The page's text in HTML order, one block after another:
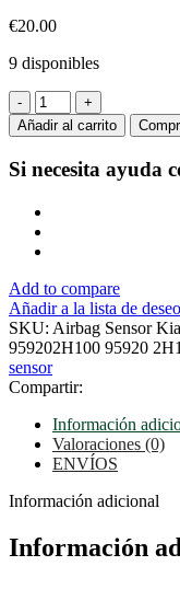
€20.00
9 disponibles
Airbag
Sensor
Kia
Carnival
Ceed
2H100
959202H100
95920
cantidad
Añadir al carrito
Si necesita ayuda
Add to compare
Añadir a la lista de
SKU: Airbag Sensor
959202H100 95920
sensor
Compartir:
Información
Valoraciones (0)
ENVÍOS
Información adicional
Información